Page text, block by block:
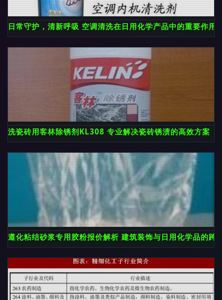
日常守护，清新呼吸 空调清洗在日用化学产品中的重要作用
洗瓷砖用客林除锈剂KL308 专业解决瓷砖锈渍的高效方案
遵化粘结砂浆专用胶粉报价解析 建筑装饰与日用化学品的跨